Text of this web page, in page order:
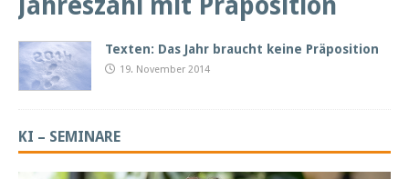
Texten: Das Jahr braucht keine Präposition
19. November 2014
KI – SEMINARE